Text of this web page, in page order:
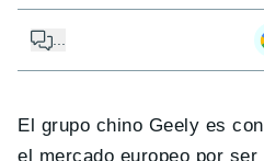
...
El grupo chino Geely es
el mercado europeo por